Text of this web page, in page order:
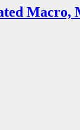
Macro,